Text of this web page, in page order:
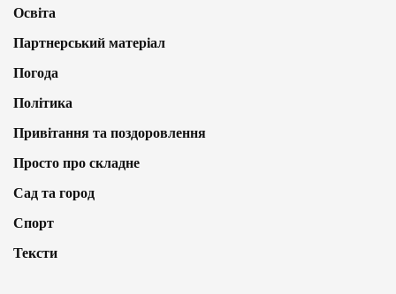
Освіта
Партнерський матеріал
Погода
Політика
Привітання та поздоровлення
Просто про складне
Сад та город
Спорт
Тексти